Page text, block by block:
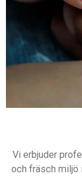
Vi erbjuder
och fräsch miljö